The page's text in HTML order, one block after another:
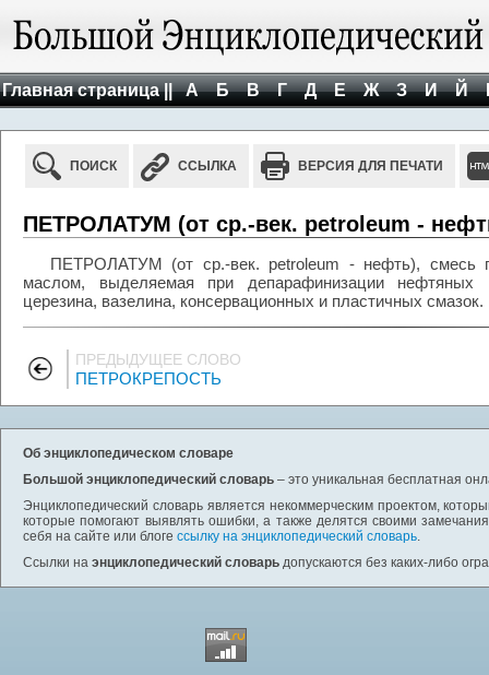
Главная страница || А Б В Г Д Е Ж З И Й
ПОИСК ССЫЛКА ВЕРСИЯ ДЛЯ ПЕЧАТИ
ПЕТРОЛАТУМ (от ср.-век. petroleum -
ПЕТРОЛАТУМ (от ср.-век. petroleum - нефть), смесь
маслом, выделяемая при депарафинизации
церезина, вазелина, консервационных и пластичных смазок.
ПРЕДЫДУЩЕЕ СЛОВО
ПЕТРОКРЕПОСТЬ
Об энциклопедическом словаре
Большой энциклопедический словарь – это уникальная бесплатная
Энциклопедический словарь является некоммерческим проектом,
которые помогают выявлять ошибки, а также делятся своими
себя на сайте или блоге ссылку на энциклопедический словарь.
Ссылки на энциклопедический словарь допускаются без каких-либо